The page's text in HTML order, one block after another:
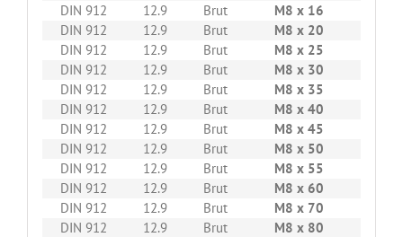
DIN 912
12.9 Brut M8 x 16
DIN 912
12.9 Brut M8 x 20
DIN 912
12.9 Brut M8 x 25
DIN 912
12.9 Brut M8 x 30
DIN 912
12.9 Brut M8 x 35
DIN 912
12.9 Brut M8 x 40
DIN 912
12.9 Brut M8 x 45
DIN 912
12.9 Brut M8 x 50
DIN 912
12.9 Brut M8 x 55
DIN 912
12.9 Brut M8 x 60
DIN 912
12.9 Brut M8 x 70
DIN 912
12.9 Brut M8 x 80